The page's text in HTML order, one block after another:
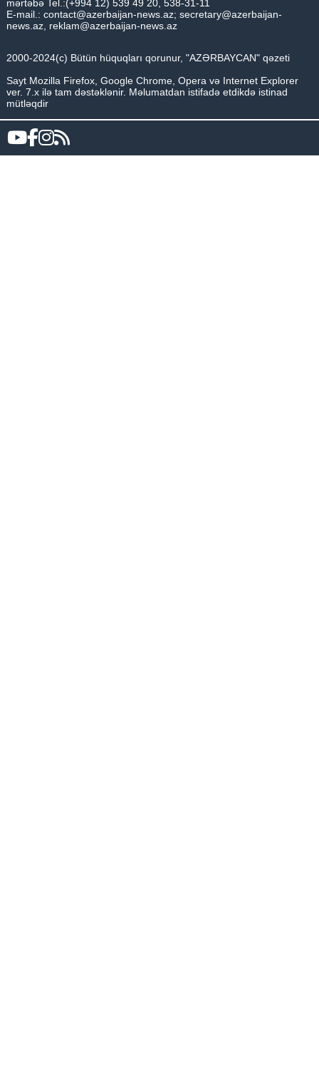
mərtəbə Tel.:(+994 12) 539 49 20, 538-31-11
E-mail.: contact@azerbaijan-news.az; secretary@azerbaijan-
news.az, reklam@azerbaijan-news.az
2000-2024(c) Bütün hüquqları qorunur, "AZƏRBAYCAN" qəzeti
Sayt Mozilla Firefox, Google Chrome, Opera və Internet Explorer
ver. 7.x ilə tam dəstəklənir. Məlumatdan istifadə etdikdə istinad
mütləqdir